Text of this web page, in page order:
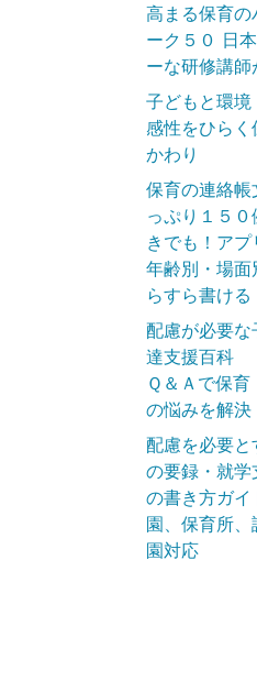
高まる保育の
ーク５０ 日
ーな研修講師
子どもと環
感性をひら
かわり
保育の連絡帳
っぷり１５
きでも！アプ
年齢別・場面
らすら書ける
配慮が必要な
達支援百科
Ｑ＆Ａで保
の悩みを解決
配慮を必要と
の要録・就学
の書き方ガ
園、保育所、
園対応